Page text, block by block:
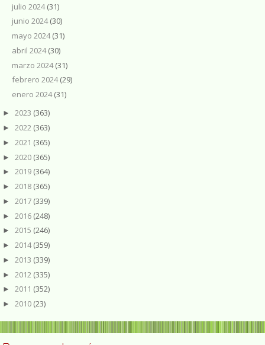
julio 2024(31)
junio 2024(30)
mayo 2024(31)
abril 2024(30)
marzo 2024(31)
febrero 2024(29)
enero 2024(31)
► 2023 (363)
► 2022 (363)
► 2021 (365)
► 2020 (365)
► 2019 (364)
► 2018 (365)
► 2017 (339)
► 2016 (248)
► 2015 (246)
► 2014(359)
► 2013 (339)
► 2012 (335)
► 2011 (352)
► 2010 (23)